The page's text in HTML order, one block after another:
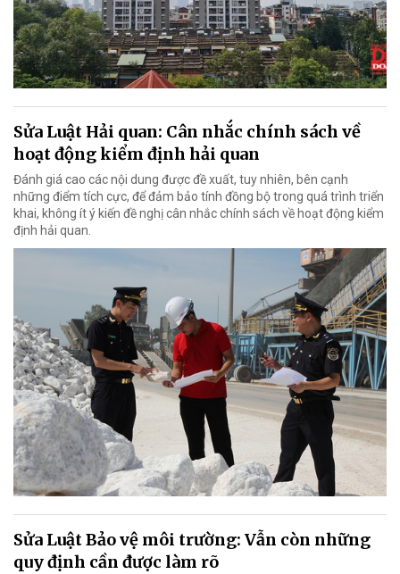
Sửa Luật Hải quan: Cân nhắc chính sách về
hoạt động kiểm định hải quan
Đánh giá cao các nội dung được đề xuất, tuy nhiên, bên cạnh
những điểm tích cực, để đảm bảo tính đồng bộ trong quá trình triển
khai, không ít ý kiến đề nghị cân nhắc chính sách về hoạt động kiểm
định hải quan.
Sửa Luật Bảo vệ môi trường: Vẫn còn những
quy định cần được làm rõ